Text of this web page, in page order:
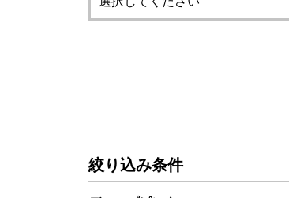
絞り込み条件